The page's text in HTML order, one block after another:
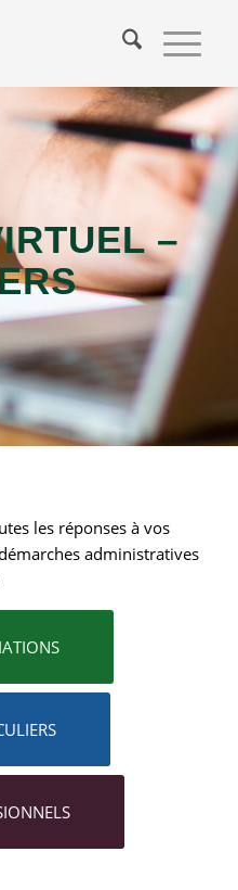
–
les réponses à vos
administratives